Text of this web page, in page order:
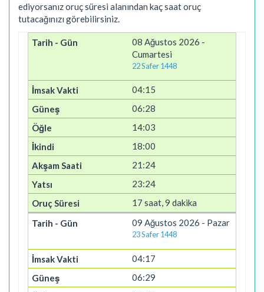
ediyorsanız oruç süresi alanından kaç saat oruç
tutacağınızı görebilirsiniz.
08 Ağustos 2026 -
Cumartesi
22 Safer 1448
04:15
06:28
14:03
18:00
21:24
23:24
17 saat, 9 dakika
09 Ağustos 2026 - Pazar
23 Safer 1448
04:17
06:29